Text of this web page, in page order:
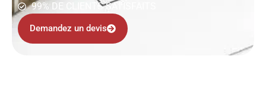
99% DE CLIENTS SATISFAITS
Demandez un devis